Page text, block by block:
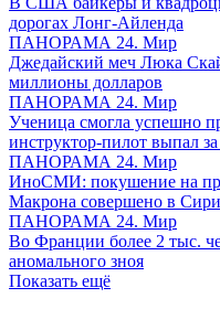
дорогах Лонг-Айленда
ПАНОРАМА 24. Мир
Джедайский меч Люка
миллионы долларов
ПАНОРАМА 24. Мир
Ученица смогла успешно
инструктор-пилот выпал
ПАНОРАМА 24. Мир
ИноСМИ: покушение на
Макрона совершено в
ПАНОРАМА 24. Мир
Во Франции более 2 тыс.
аномального зноя
Показать ещё